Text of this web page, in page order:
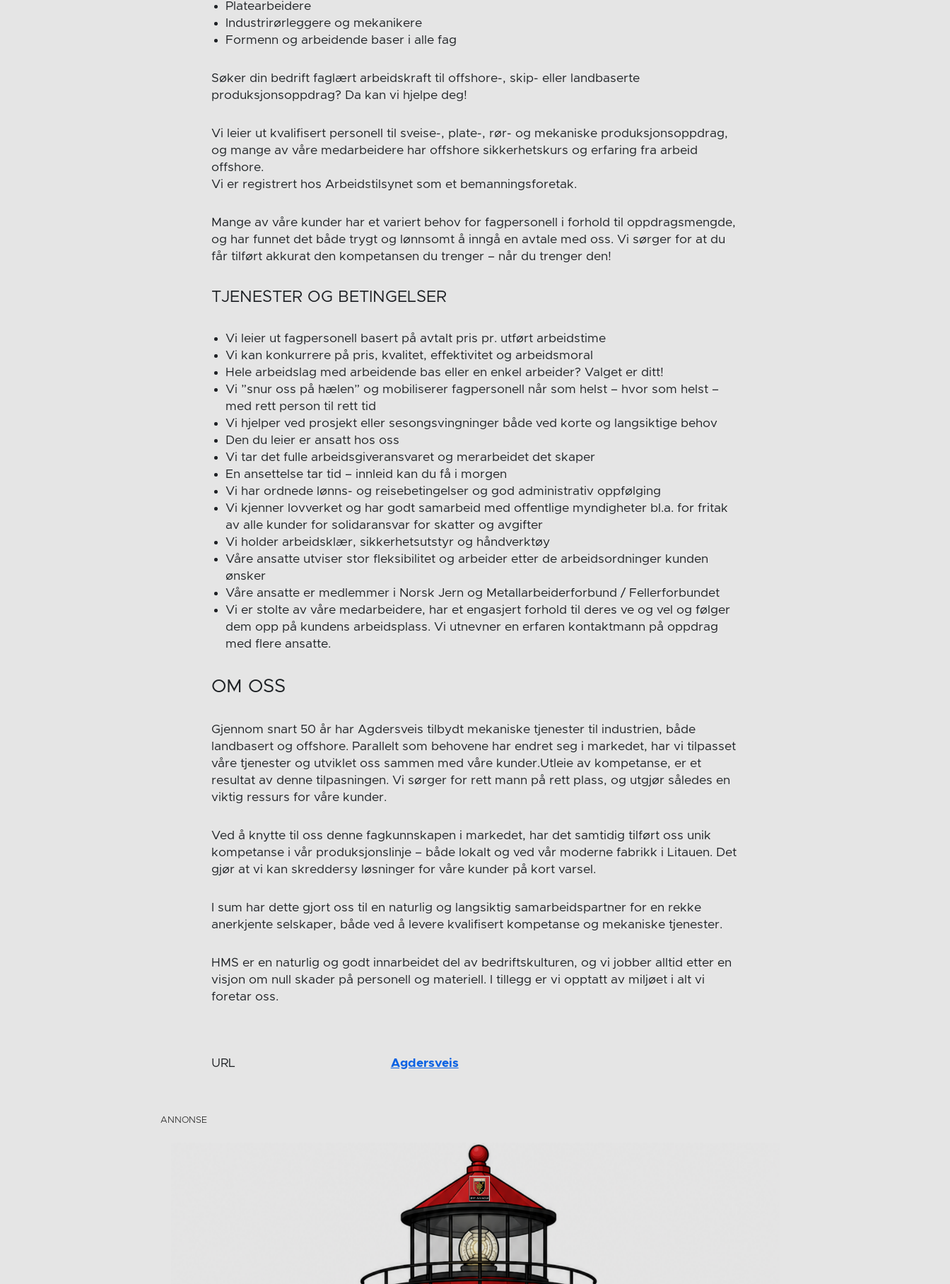
Platearbeidere
Industrirørleggere og mekanikere
Formenn og arbeidende baser i alle fag
Søker din bedrift faglært arbeidskraft til offshore-, skip- eller landbaserte
produksjonsoppdrag? Da kan vi hjelpe deg!
Vi leier ut kvalifisert personell til sveise-, plate-, rør- og mekaniske produksjonsoppdrag,
og mange av våre medarbeidere har offshore sikkerhetskurs og erfaring fra arbeid
offshore.
Vi er registrert hos Arbeidstilsynet som et bemanningsforetak.
Mange av våre kunder har et variert behov for fagpersonell i forhold til oppdragsmengde,
og har funnet det både trygt og lønnsomt å inngå en avtale med oss. Vi sørger for at du
får tilført akkurat den kompetansen du trenger – når du trenger den!
TJENESTER OG BETINGELSER
Vi leier ut fagpersonell basert på avtalt pris pr. utført arbeidstime
Vi kan konkurrere på pris, kvalitet, effektivitet og arbeidsmoral
Hele arbeidslag med arbeidende bas eller en enkel arbeider? Valget er ditt!
Vi ”snur oss på hælen” og mobiliserer fagpersonell når som helst – hvor som helst –
med rett person til rett tid
Vi hjelper ved prosjekt eller sesongsvingninger både ved korte og langsiktige behov
Den du leier er ansatt hos oss
Vi tar det fulle arbeidsgiveransvaret og merarbeidet det skaper
En ansettelse tar tid – innleid kan du få i morgen
Vi har ordnede lønns- og reisebetingelser og god administrativ oppfølging
Vi kjenner lovverket og har godt samarbeid med offentlige myndigheter bl.a. for fritak
av alle kunder for solidaransvar for skatter og avgifter
Vi holder arbeidsklær, sikkerhetsutstyr og håndverktøy
Våre ansatte utviser stor fleksibilitet og arbeider etter de arbeidsordninger kunden
ønsker
Våre ansatte er medlemmer i Norsk Jern og Metallarbeiderforbund / Fellerforbundet
Vi er stolte av våre medarbeidere, har et engasjert forhold til deres ve og vel og følger
dem opp på kundens arbeidsplass. Vi utnevner en erfaren kontaktmann på oppdrag
med flere ansatte.
OM OSS
Gjennom snart 50 år har Agdersveis tilbydt mekaniske tjenester til industrien, både
landbasert og offshore. Parallelt som behovene har endret seg i markedet, har vi tilpasset
våre tjenester og utviklet oss sammen med våre kunder.Utleie av kompetanse, er et
resultat av denne tilpasningen. Vi sørger for rett mann på rett plass, og utgjør således en
viktig ressurs for våre kunder.
Ved å knytte til oss denne fagkunnskapen i markedet, har det samtidig tilført oss unik
kompetanse i vår produksjonslinje – både lokalt og ved vår moderne fabrikk i Litauen. Det
gjør at vi kan skreddersy løsninger for våre kunder på kort varsel.
I sum har dette gjort oss til en naturlig og langsiktig samarbeidspartner for en rekke
anerkjente selskaper, både ved å levere kvalifisert kompetanse og mekaniske tjenester.
HMS er en naturlig og godt innarbeidet del av bedriftskulturen, og vi jobber alltid etter en
visjon om null skader på personell og materiell. I tillegg er vi opptatt av miljøet i alt vi
foretar oss.
URL Agdersveis